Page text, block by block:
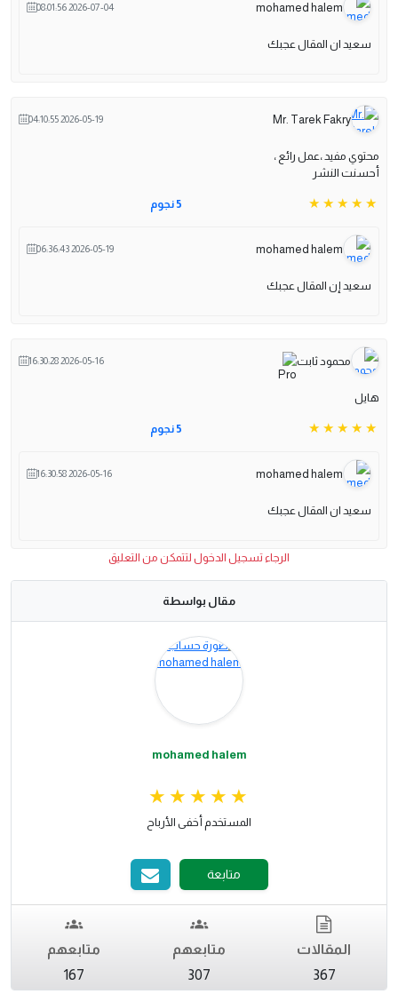
mohamed halem
2026-07-04 08:01:56
سعيد ان المقال عجبك
Mr. Tarek Fakry
2026-05-19 04:10:55
محتوي مفيد ،عمل رائع ،
أحسنت النشر
5 نجوم
mohamed halem
2026-05-19 06:36:43
سعيد إن المقال عجبك
محمود ثابت 2026-05-16 16:30:28
هايل
5 نجوم
mohamed halem
2026-05-16 16:30:58
سعيد ان المقال عجبك
الرجاء تسجيل الدخول لتتمكن من التعليق
مقال بواسطة
mohamed halem
المستخدم أخفى الأرباح
متابعة
المقالات
367
متابعهم
307
متابعهم
167